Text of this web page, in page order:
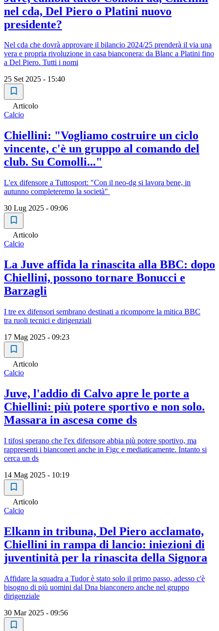
nel cda, Del Piero o Platini nuovo
presidente?
Nel cda che dovrà approvare il bilancio 2024/25 prenderà il via una
vera e propria rivoluzione in casa bianconera: da Blanc a Platini fino
a Del Piero. Tutti i nomi
25 Set 2025 - 15:40
Articolo
Calcio
Chiellini: "Vogliamo costruire un ciclo
vincente, c'è un gruppo al comando del
club. Su Comolli..."
L'ex difensore a Tuttosport: "Con il neo-dg si lavora bene, in
autunno completeremo la società"
30 Lug 2025 - 09:06
Articolo
Calcio
La Juve affida la rinascita alla BBC: dopo
Chiellini, possono tornare Bonucci e
Barzagli
I tre ex difensori sembrano destinati a ricomporre la mitica BBC
tra ruoli tecnici e dirigenziali
17 Mag 2025 - 09:23
Articolo
Calcio
Juve, l'addio di Calvo apre le porte a
Chiellini: più potere sportivo e non solo.
Massara in ascesa come ds
I tifosi sperano che l'ex difensore abbia più potere sportivo, ma
rappresenti i bianconeri anche in Figc e mediaticamente. Intanto si
cerca un ds
14 Mag 2025 - 10:19
Articolo
Calcio
Elkann in tribuna, Del Piero acclamato,
Chiellini in rampa di lancio: iniezioni di
juventinità per la rinascita della Signora
Affidare la squadra a Tudor è stato solo il primo passo, adesso c'è
bisogno di più uomini dal Dna bianconero anche nel gruppo
dirigenziale
30 Mar 2025 - 09:56